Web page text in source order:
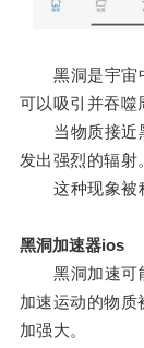
黑洞是宇宙中
可以吸引并吞噬
当物质接近黑
发出强烈的辐射
这种现象被称
黑洞加速器ios
黑洞加速可能
加速运动的物质
加强大。